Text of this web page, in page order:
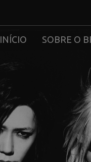
INÍCIO SOBRE O